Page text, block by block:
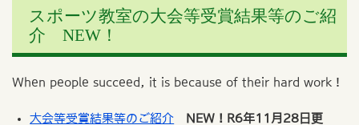
スポーツ教室の大会等受賞結果等のご紹
介 NEW！
When people succeed, it is because of their hard work！
大会等受賞結果等のご紹介
NEW！R6年11月28日更